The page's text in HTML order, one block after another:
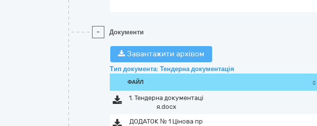
- Документи
Завантажити архівом
Тип документа: Тендерна документація
ФАЙЛ
1. Тендерна документаці
я.docx
ДОДАТОК № 1 Цінова пр